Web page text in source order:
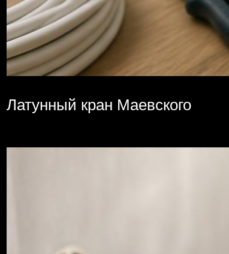
Латунный кран Маевского